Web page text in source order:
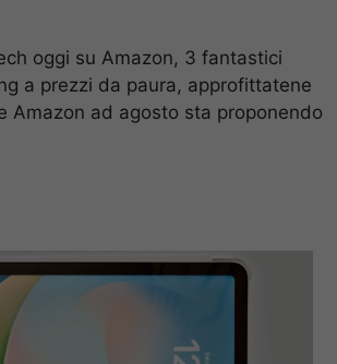
oggi su Amazon, 3 fantastici
a prezzi da paura, approfittatene
Amazon ad agosto sta proponendo